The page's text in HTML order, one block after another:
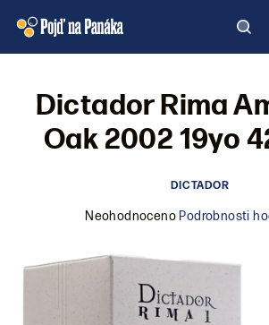
Dictador Rima
Oak 2002 19yo
DICTADOR
Neohodnoceno Podrobnosti